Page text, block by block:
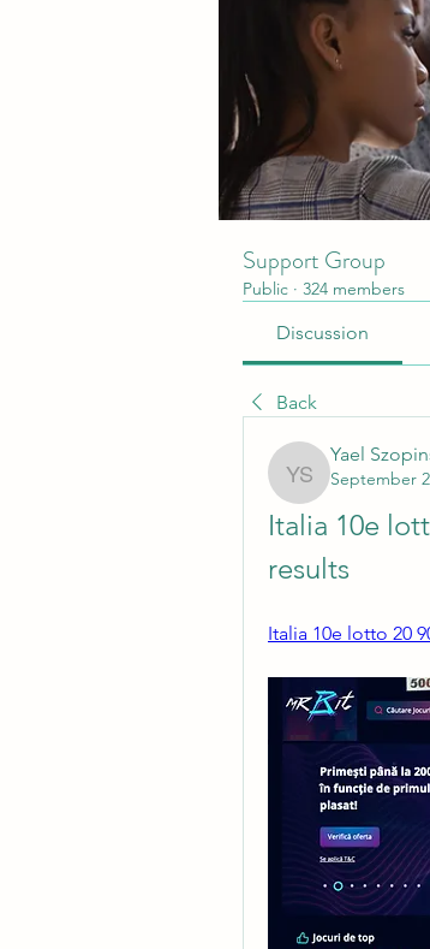
Support Group
Public · 324 members
Discussion
Back
Yael Szopinski
Yael
September
Italia 10e
results
Italia 10e lotto 20